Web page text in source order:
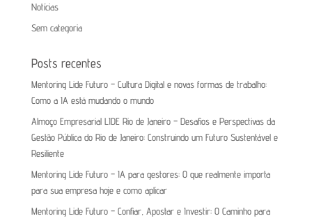
Notícias
Sem categoria
Posts recentes
Mentoring Lide Futuro – Cultura Digital e novas formas de trabalho:
Como a IA está mudando o mundo
Almoço Empresarial LIDE Rio de Janeiro – Desafios e Perspectivas da
Gestão Pública do Rio de Janeiro: Construindo um Futuro Sustentável e
Resiliente
Mentoring Lide Futuro – IA para gestores: O que realmente importa
para sua empresa hoje e como aplicar
Mentoring Lide Futuro – Confiar, Apostar e Investir: O Caminho para